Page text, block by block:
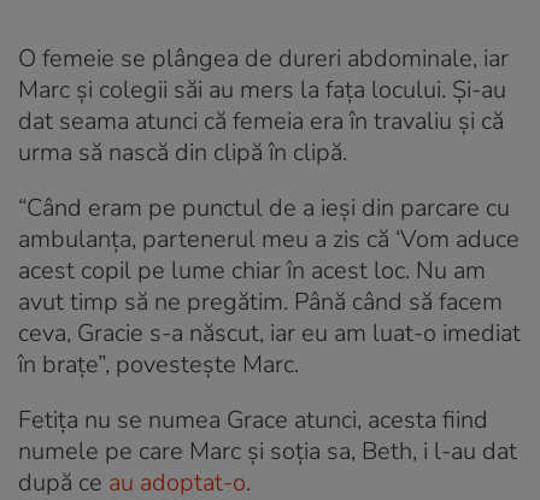
O femeie se plângea de dureri abdominale, iar
Marc și colegii săi au mers la fața locului. Și-au
dat seama atunci că femeia era în travaliu și că
urma să nască din clipă în clipă.
“Când eram pe punctul de a ieși din parcare cu
ambulanța, partenerul meu a zis că ‘Vom aduce
acest copil pe lume chiar în acest loc. Nu am
avut timp să ne pregătim. Până când să facem
ceva, Gracie s-a născut, iar eu am luat-o imediat
în brațe”, povestește Marc.
Fetița nu se numea Grace atunci, acesta fiind
numele pe care Marc și soția sa, Beth, i l-au dat
după ce au adoptat-o.